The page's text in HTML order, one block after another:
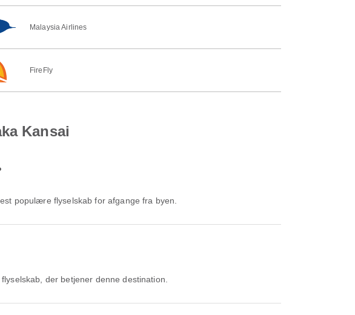
Malaysia Airlines
FireFly
Kansai
populære flyselskab for afgange fra byen.
der betjener denne destination.